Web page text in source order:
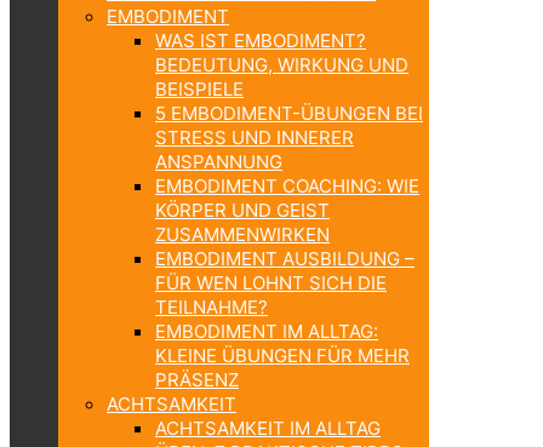
EMBODIMENT
WAS IST EMBODIMENT?
BEDEUTUNG, WIRKUNG UND
BEISPIELE
5 EMBODIMENT-ÜBUNGEN BEI
STRESS UND INNERER
ANSPANNUNG
EMBODIMENT COACHING: WIE
KÖRPER UND GEIST
ZUSAMMENWIRKEN
EMBODIMENT AUSBILDUNG –
FÜR WEN LOHNT SICH DIE
TEILNAHME?
EMBODIMENT IM ALLTAG:
KLEINE ÜBUNGEN FÜR MEHR
PRÄSENZ
ACHTSAMKEIT
ACHTSAMKEIT IM ALLTAG